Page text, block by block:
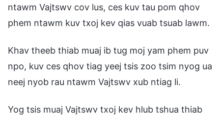
ntawm Vajtswv cov lus, ces kuv tau pom qhov
phem ntawm kuv txoj kev qias vuab tsuab lawm.
Khav theeb thiab muaj ib tug moj yam phem puv
npo, kuv ces qhov tiag yeej tsis zoo tsim nyog ua
neej nyob rau ntawm Vajtswv xub ntiag li.
Yog tsis muaj Vajtswv txoj kev hlub tshua thiab